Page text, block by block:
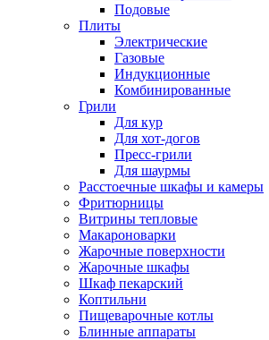
Подовые
Плиты
Электрические
Газовые
Индукционные
Комбинированные
Грили
Для кур
Для хот-догов
Пресс-грили
Для шаурмы
Расстоечные шкафы и камеры
Фритюрницы
Витрины тепловые
Макароноварки
Жарочные поверхности
Жарочные шкафы
Шкаф пекарский
Коптильни
Пищеварочные котлы
Блинные аппараты